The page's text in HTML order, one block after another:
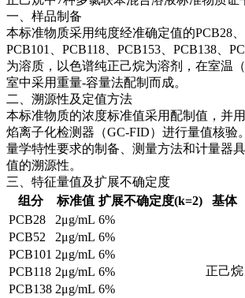
一、样品制备
本标准物质采用纯度经准确定值的PCB28、
PCB101、PCB118、PCB153、PCB138、
为溶质，以色谱纯正己烷为溶剂，在室温
室中采用重量-容量法配制而成。
二、溯源性及定值方法
本标准物质的浓度标准值采用配制值，并
焰离子化检测器（GC-FID）进行量值核验
量学特性要求的制备、测量方法和计量器
值的溯源性。
三、特征量值及扩展不确定度
组分
标准值 扩展不确定度(k=2)
基体
PCB28
2μg/mL 6%
正己烷
PCB52 2μg/mL 6%
PCB101 2μg/mL 6%
PCB118 2μg/mL 6%
PCB138 2μg/mL 6%